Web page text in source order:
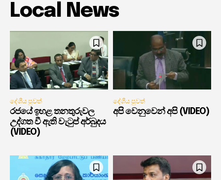
Local News
දේශීය පුවත්
රජයේ ඉහළ තනතුරුවල
උද්ගත වී ඇති වැටුප් අර්බුදය
(VIDEO)
දේශීය පුවත්
අපි වෙනුවෙන් අපි (VIDEO)